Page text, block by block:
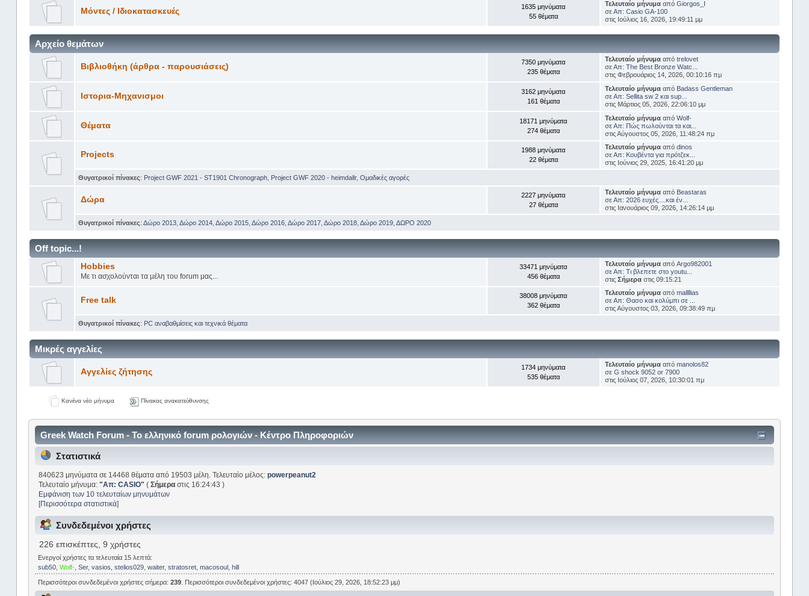
Μόντες / Ιδιοκατασκευές
1635 μηνύματα
55 θέματα
Τελευταίο μήνυμα απόGiorgos_I
σεΑπ: Casio GA-100
στις Ιούλιος 16, 2026, 19:49:11 μμ
Αρχείο θεμάτων
Βιβλιοθήκη (άρθρα - παρουσιάσεις)
7350 μηνύματα
235 θέματα
Τελευταίο μήνυμα απόtrelovet
σεΑπ: The Best Bronze Watc...
στις Φεβρουάριος 14, 2026, 00:10:16 πμ
Ιστορια-Μηχανισμοι
3162 μηνύματα
161 θέματα
Τελευταίο μήνυμα από Badass Gentleman
σεΑπ: Sellita sw 2 και sup...
στις Μάρτιος 05, 2026, 22:06:10 μμ
Θέματα
18171 μηνύματα
274 θέματα
Τελευταίο μήνυμα απόWolf-
σεΑπ: Πώς πωλούνται τα και...
στις Αύγουστος 05, 2026, 11:48:24 πμ
Projects
1988 μηνύματα
22 θέματα
Τελευταίο μήνυμα απόdinos
σεΑπ: Κουβέντα για πρότζεκ...
στις Ιούνιος 29, 2025, 16:41:20 μμ
Θυγατρικοί πίνακες: Project GWF 2021 - ST1901 Chronograph, Project GWF 2020 - heimdallr, Ομαδικές αγορές
Δώρα
2227 μηνύματα
27 θέματα
Τελευταίο μήνυμα από Beastaras
σεΑπ: 2026 ευχές....και έν...
στις Ιανουάριος 09, 2026, 14:26:14 μμ
Θυγατρικοί πίνακες: Δώρο 2013, Δώρο 2014, Δώρο 2015, Δώρο 2016, Δώρο 2017, Δώρο 2018, Δώρο 2019, ΔΩΡΟ 2020
Off topic...!
Hobbies
Με τι ασχολούνται τα μέλη του forum μας...
33471 μηνύματα
456 θέματα
Τελευταίο μήνυμα απόArgo982001
σεΑπ: Τι βλεπετε στο youtu...
στιςΣήμερα στις 09:15:21
Free talk
38008 μηνύματα
362 θέματα
Τελευταίο μήνυμα απόmallllias
σεΑπ: Θασο και κολύμπι σε ...
στις Αύγουστος 03, 2026, 09:38:49 πμ
Θυγατρικοί πίνακες: PC αναβαθμίσεις και τεχνικά θέματα
Mικρές αγγελίες
Aγγελίες ζήτησης
1734 μηνύματα
535 θέματα
Τελευταίο μήνυμα απόmanolos82
σεG shock 9052 or 7900
στις Ιούλιος 07, 2026, 10:30:01 πμ
Κανένα νέο μήνυμα Πίνακας ανακατεύθυνσης
Greek Watch Forum - Το ελληνικό forum ρολογιών - Κέντρο Πληροφοριών
Στατιστικά
840623 μηνύματα σε 14468 θέματα από 19503 μέλη. Τελευταίο μέλος:powerpeanut2
Τελευταίο μήνυμα:"Απ: CASIO" (Σήμερα στις 16:24:43 )
Εμφάνιση των 10 τελευταίων μηνυμάτων
[Περισσότερα στατιστικά]
Συνδεδεμένοι χρήστες
226 επισκέπτες, 9 χρήστες
Ενεργοί χρήστες τα τελευταία 15 λεπτά:
sub50 ,Wolf- ,Ser,vasios ,stelios029 ,waiter,stratosret ,macosoul ,hill
Περισσότεροι συνδεδεμένοι χρήστες σήμερα:239 . Περισσότεροι συνδεδεμένοι χρήστες: 4047 (Ιούλιος 29, 2026, 18:52:23 μμ)